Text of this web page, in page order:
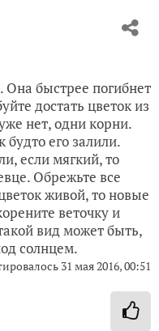
Она быстрее погибнет
достать цветок из
нет, одни корни.
его залили.
если мягкий, то
Обрежьте все
живой, то новые
веточку и
вид может быть,
солнцем.
31 мая 2016, 00:51